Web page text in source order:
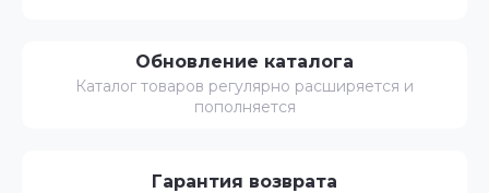
Обновление каталога
Каталог товаров регулярно расширяется и
пополняется
Гарантия возврата